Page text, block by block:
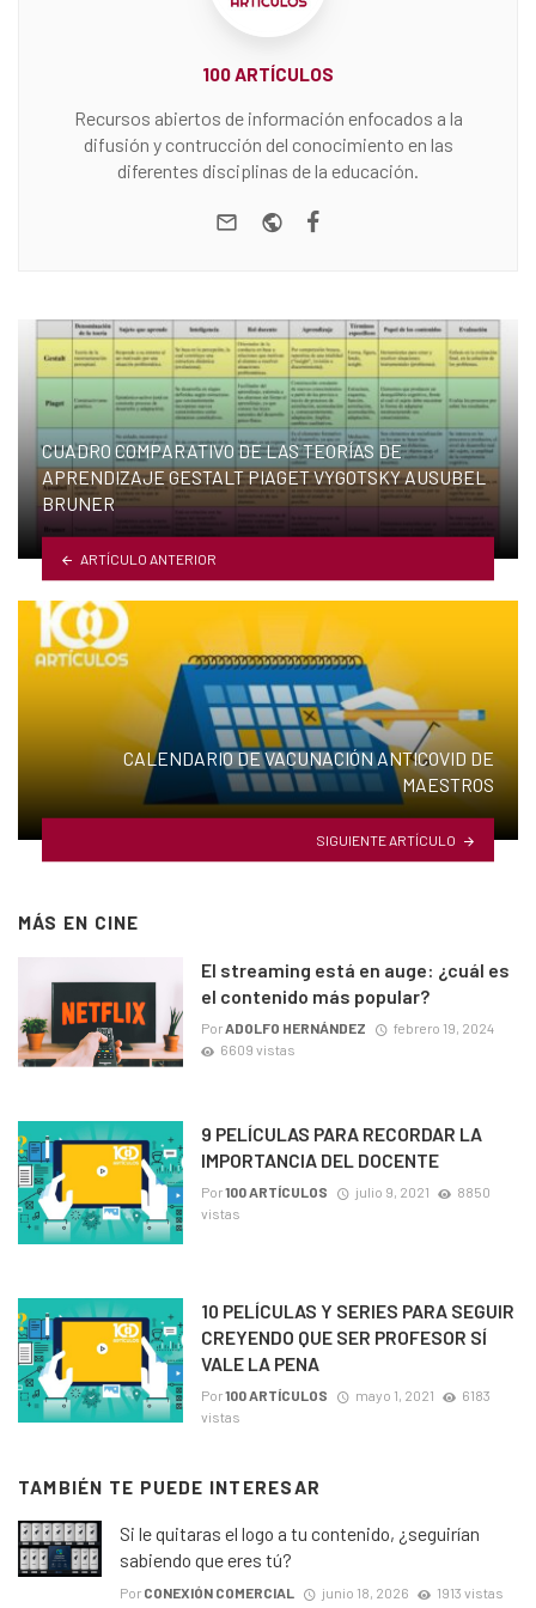
100 ARTÍCULOS
Recursos abiertos de información enfocados a la
difusión y contrucción del conocimiento en las
diferentes disciplinas de la educación.
e-mail Website
CUADRO COMPARATIVO DE LAS TEORÍAS DE
APRENDIZAJE GESTALT PIAGET VYGOTSKY AUSUBEL
BRUNER
ARTÍCULO ANTERIOR
CALENDARIO DE VACUNACIÓN ANTICOVID DE
MAESTROS
SIGUIENTE ARTÍCULO
MÁS EN CINE
El streaming está en auge: ¿cuál es
el contenido más popular?
PorADOLFO HERNÁNDEZ
febrero 19, 2024
6609 vistas
9 PELÍCULAS PARA RECORDAR LA
IMPORTANCIA DEL DOCENTE
Por100 ARTÍCULOS julio 9, 2021
8850
vistas
10 PELÍCULAS Y SERIES PARA SEGUIR
CREYENDO QUE SER PROFESOR SÍ
VALE LA PENA
Por100 ARTÍCULOS mayo 1, 2021
6183
vistas
TAMBIÉN TE PUEDE INTERESAR
Si le quitaras el logo a tu contenido, ¿seguirían
sabiendo que eres tú?
Por CONEXIÓN COMERCIAL junio 18, 2026 1913 vistas